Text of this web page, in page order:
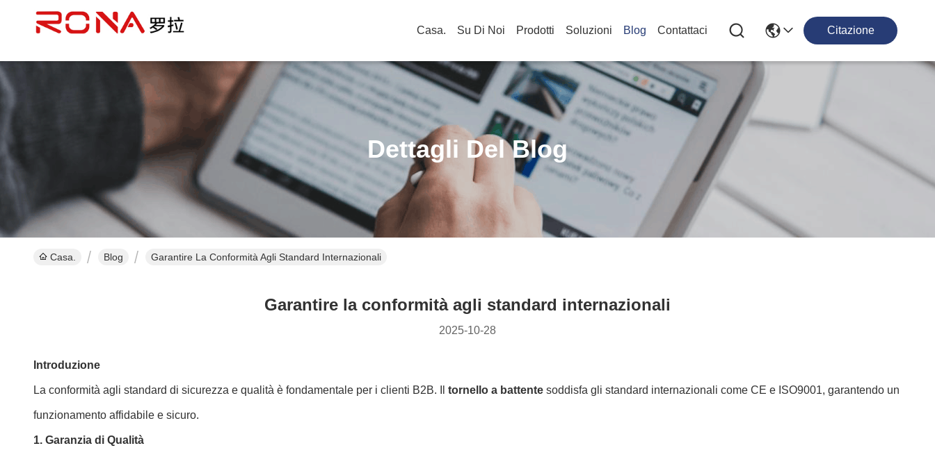
Casa. Su Di Noi Prodotti Soluzioni Blog Contattaci Citazione
Dettagli Del Blog
Casa. Blog Garantire La Conformità Agli Standard Internazionali
Garantire la conformità agli standard internazionali
2025-10-28
Introduzione
La conformità agli standard di sicurezza e qualità è fondamentale per i clienti B2B. Il tornello a battente soddisfa gli standard internazionali come CE e ISO9001, garantendo un
funzionamento affidabile e sicuro.
1. Garanzia di Qualità